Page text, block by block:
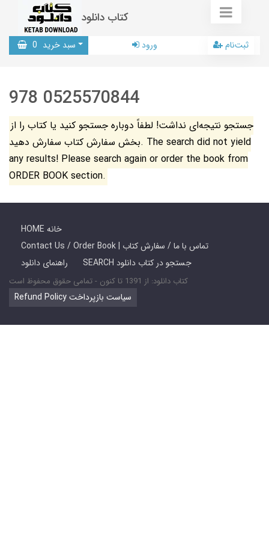
کتاب دانلود
سبد خرید 0 ورود ثبت‌نام
978 0525570844
جستجو نتیجه‌ای نداشت! لطفاً دوباره جستجو کنید یا کتاب را از
بخش سفارش کتاب سفارش دهید. The search did not yield
any results! Please search again or order the book from
ORDER BOOK section.
HOME خانه
Contact Us / Order Book | تماس با ما / سفارش کتاب
راهنمای دانلود
SEARCH جستجو در کتاب دانلود
کتاب دانلود: از 1391 تا کنون - تمامی حقوق محفوظ است
Refund Policy سیاست بازپرداخت